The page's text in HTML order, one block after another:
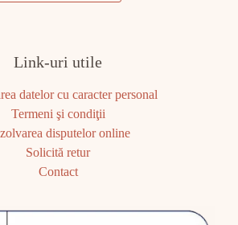
Link-uri utile
datelor cu caracter personal
Termeni şi condiţii
disputelor online
Solicită retur
Contact